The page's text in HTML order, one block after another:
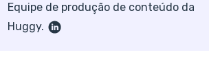
Equipe de produção de conteúdo da
Huggy.